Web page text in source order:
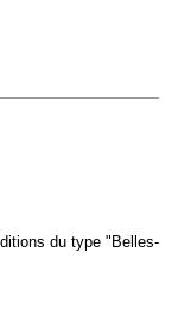
du type "Belles-